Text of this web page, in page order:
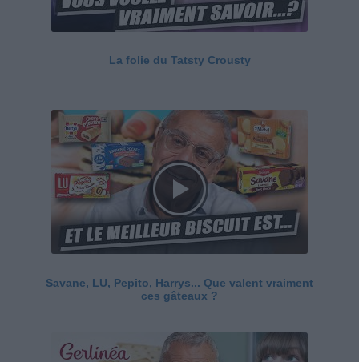
La folie du Tatsty Crousty
Savane, LU, Pepito, Harrys... Que valent vraiment
ces gâteaux ?